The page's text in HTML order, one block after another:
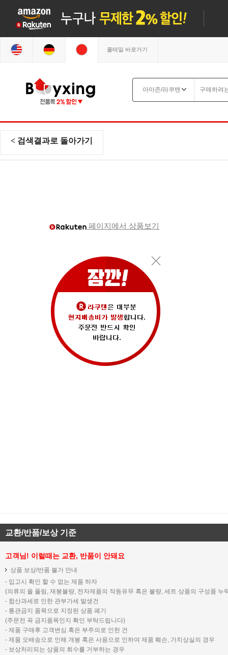
몰테일 바로가기
< 검색결과로 돌아가기
페이지에서 상품보기
교환/반품/보상 기준
고객님! 이럴때는 교환, 반품이 안돼요
상품 보상/반품 불가 안내
- 입고시 확인 할 수 없는 제품 하자
(의류의 올 풀림, 재봉불량, 전자제품의 작동유무 혹은 불량, 세트 상품의 구성품 누
- 합산과세로 인한 관부가세 발생건
- 통관금지 품목으로 지정된 상품 폐기
(주문전 꼭 금지품목인지 확인 부탁드립니다)
- 제품 구매후 고객변심 혹은 부주의로 인한 건
- 제품 오배송으로 인해 개봉 혹은 사용으로 인하여 제품 훼손, 가치상실의 경우
- 보상처리되는 상품의 회수를 거부하는 경우